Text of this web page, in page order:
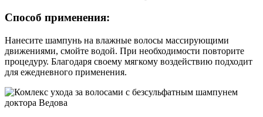
Способ применения:
Нанесите шампунь на влажные волосы массирующими
движениями, смойте водой. При необходимости повторите
процедуру. Благодаря своему мягкому воздействию подходит
для ежедневного применения.